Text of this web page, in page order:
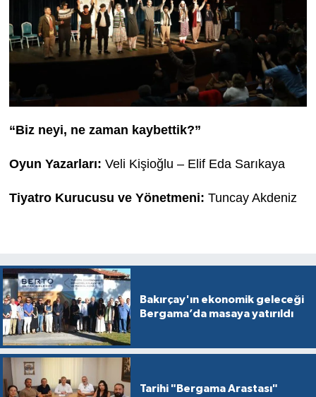
“Biz neyi, ne zaman kaybettik?”
Oyun Yazarları: Veli Kişioğlu – Elif Eda Sarıkaya
Tiyatro Kurucusu ve Yönetmeni: Tuncay Akdeniz
Bakırçay'ın ekonomik geleceği
Bergama’da masaya yatırıldı
Tarihi "Bergama Arastası"